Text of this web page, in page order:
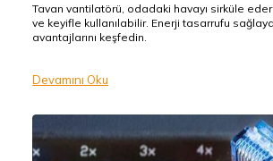
Tavan vantilatörü, odadaki havayı sirküle
ve keyifle kullanılabilir. Enerji tasarrufu
avantajlarını keşfedin.
Devamını Oku